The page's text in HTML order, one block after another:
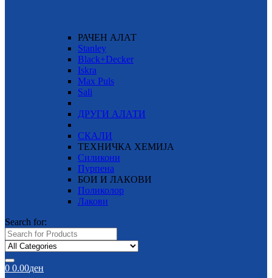
РАЧЕН АЛАТ
Stanley
Black+Decker
Iskra
Max Puls
Sali
ДРУГИ АЛАТИ
СКАЛИ
ТЕХНИЧКА ХЕМИЈА
Силикони
Пурпена
БОИ И ЛАКОВИ
Поликолор
Лакови
Search for:
0 0.00ден